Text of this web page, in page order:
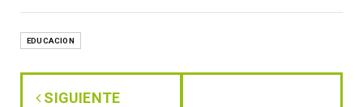
EDUCACION
SIGUIENTE